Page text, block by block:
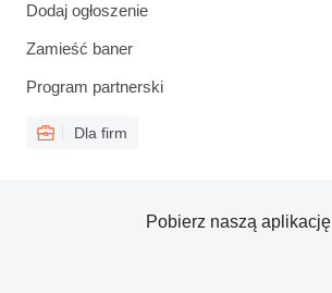
Dodaj ogłoszenie
Zamieść baner
Program partnerski
Dla firm
Pobierz naszą aplikację